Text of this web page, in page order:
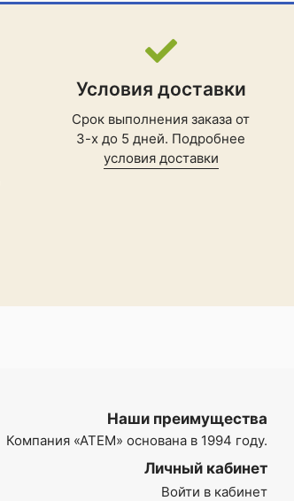
Условия доставки
Срок выполнения заказа от
3-х до 5 дней. Подробнее
условия доставки
Наши преимущества
Компания «АТЕМ» основана в 1994 году.
Личный кабинет
Войти в кабинет